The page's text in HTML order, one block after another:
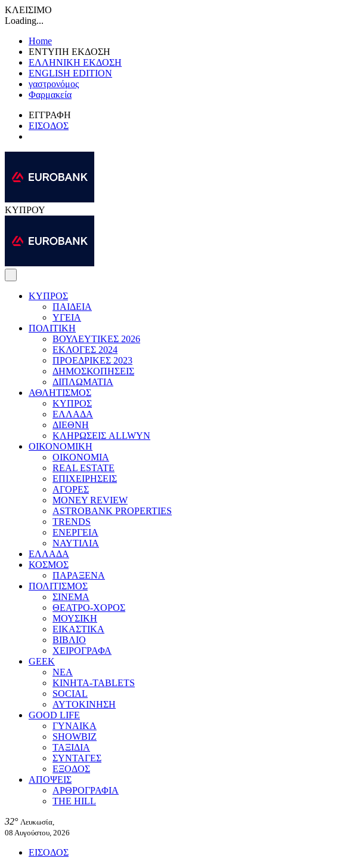
ΚΛΕΙΣΙΜΟ
Loading...
Home
ΕΝΤΥΠΗ ΕΚΔΟΣΗ
ΕΛΛΗΝΙΚΗ ΕΚΔΟΣΗ
ENGLISH EDITION
γαστρονόμος
Φαρμακεία
ΕΓΓΡΑΦΗ
ΕΙΣΟΔΟΣ
ΚΥΠΡΟΥ
ΚΥΠΡΟΣ
ΠΑΙΔΕΙΑ
ΥΓΕΙΑ
ΠΟΛΙΤΙΚΗ
ΒΟΥΛΕΥΤΙΚΕΣ 2026
ΕΚΛΟΓΕΣ 2024
ΠΡΟΕΔΡΙΚΕΣ 2023
ΔΗΜΟΣΚΟΠΗΣΕΙΣ
ΔΙΠΛΩΜΑΤΙΑ
ΑΘΛΗΤΙΣΜΟΣ
ΚΥΠΡΟΣ
ΕΛΛΑΔΑ
ΔΙΕΘΝΗ
ΚΛΗΡΩΣΕΙΣ ALLWYN
ΟΙΚΟΝΟΜΙΚΗ
ΟΙΚΟΝΟΜΙΑ
REAL ESTATE
ΕΠΙΧΕΙΡΗΣΕΙΣ
ΑΓΟΡΕΣ
MONEY REVIEW
ASTROBANK PROPERTIES
TRENDS
ΕΝΕΡΓΕΙΑ
ΝΑΥΤΙΛΙΑ
ΕΛΛΑΔΑ
ΚΟΣΜΟΣ
ΠΑΡΑΞΕΝΑ
ΠΟΛΙΤΙΣΜΟΣ
ΣΙΝΕΜΑ
ΘΕΑΤΡΟ-ΧΟΡΟΣ
ΜΟΥΣΙΚΗ
ΕΙΚΑΣΤΙΚΑ
ΒΙΒΛΙΟ
ΧΕΙΡΟΓΡΑΦΑ
GEEK
ΝΕΑ
ΚΙΝΗΤΑ-TABLETS
SOCIAL
ΑΥΤΟΚΙΝΗΣΗ
GOOD LIFE
ΓΥΝΑΙΚΑ
SHOWBIZ
ΤΑΞΙΔΙΑ
ΣΥΝΤΑΓΕΣ
ΕΞΟΔΟΣ
ΑΠΟΨΕΙΣ
ΑΡΘΡΟΓΡΑΦΙΑ
THE HILL
32° Λευκωσία,
08 Αυγούστου, 2026
ΕΙΣΟΔΟΣ